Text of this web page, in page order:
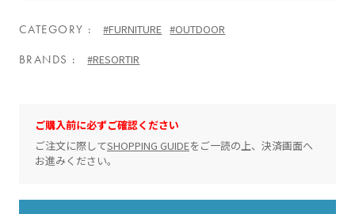
CATEGORY #FURNITURE #OUTDOOR
BRANDS #RESORTIR
ご購入前に必ずご確認ください
ご注文に際してSHOPPING GUIDEをご一読の上、決済画面へ
お進みください。